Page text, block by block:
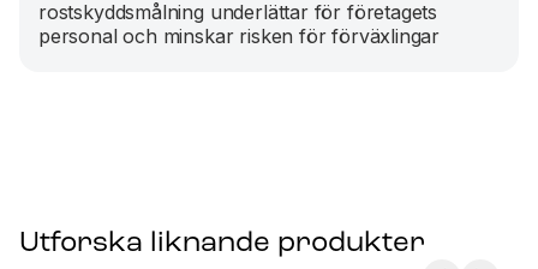
rostskyddsmålning underlättar för företagets
personal och minskar risken för förväxlingar
Utforska liknande produkter